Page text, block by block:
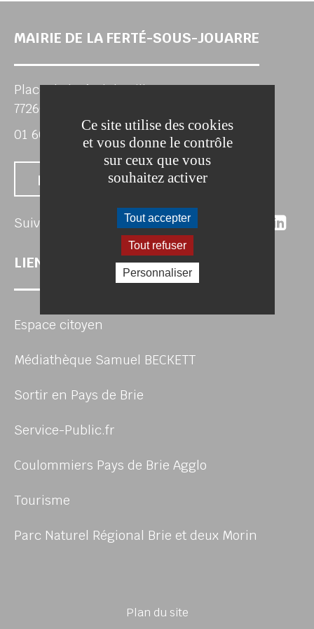
MAIRIE DE LA FERTÉ-SOUS-JOUARRE
Place de l'Hôtel de Ville
77260 LA FERTE-SOUS-JOUARRE
01 60 22 25 63
Nous contacter
Suivez-nous Suivez-nous
Suivez-
LIENS UTILES
Espace citoyen
Médiathèque Samuel BECKETT
Sortir en Pays de Brie
Service-Public.fr
Coulommiers Pays de Brie Agglo
Tourisme
Parc Naturel Régional Brie et deux Morin
Plan du site
Ce site utilise des cookies
et vous donne le contrôle
sur ceux que vous
souhaitez activer
Tout accepter
Tout refuser
Personnaliser